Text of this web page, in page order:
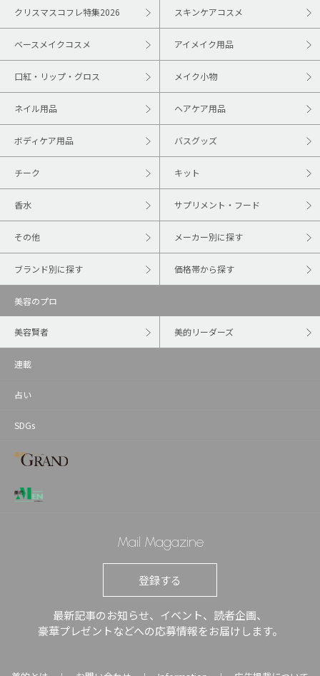
クリスマスコフレ特集2026 スキンケアコスメ
ベースメイクコスメ アイメイク用品
口紅・リップ・グロス メイク小物
ネイル用品 ヘアケア用品
ボディケア用品 バスグッズ
チーク キット
香水 サプリメント・フード
その他 メーカー別に探す
ブランド別に探す 価格帯から探す
美容のプロ
美容賢者 美的リーダーズ
連載
占い
SDGs
Mail Magazine
登録する
最新記事のお知らせ、イベント、読者企画、
豪華プレゼントなどへの応募情報をお届けします。